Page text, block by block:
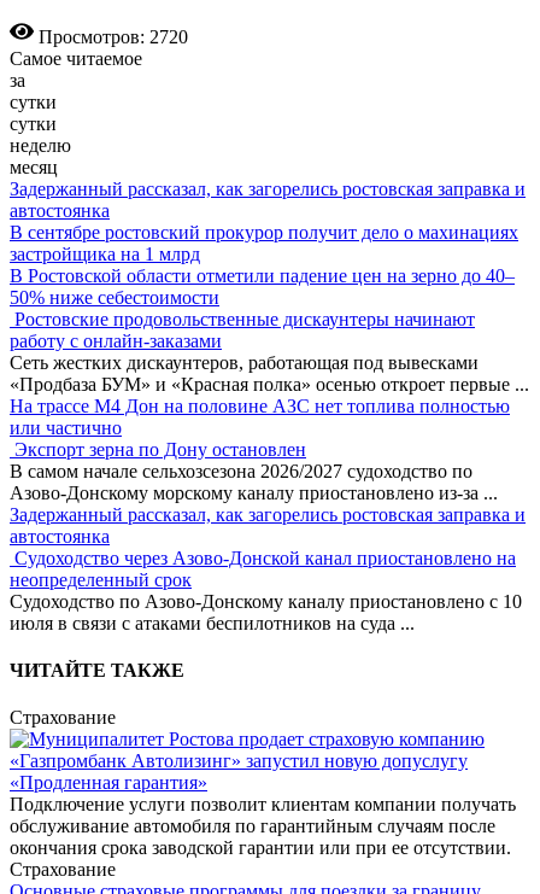
Просмотров: 2720
Самое читаемое
за
сутки
сутки
неделю
месяц
Задержанный рассказал, как загорелись ростовская заправка и
автостоянка
В сентябре ростовский прокурор получит дело о махинациях
застройщика на 1 млрд
В Ростовской области отметили падение цен на зерно до 40–
50% ниже себестоимости
Ростовские продовольственные дискаунтеры начинают
работу с онлайн-заказами
Сеть жестких дискаунтеров, работающая под вывесками
«Продбаза БУМ» и «Красная полка» осенью откроет первые ...
На трассе М4 Дон на половине АЗС нет топлива полностью
или частично
Экспорт зерна по Дону остановлен
В самом начале сельхозсезона 2026/2027 судоходство по
Азово-Донскому морскому каналу приостановлено из-за ...
Задержанный рассказал, как загорелись ростовская заправка и
автостоянка
Судоходство через Азово-Донской канал приостановлено на
неопределенный срок
Судоходство по Азово-Донскому каналу приостановлено с 10
июля в связи с атаками беспилотников на суда ...
ЧИТАЙТЕ ТАКЖЕ
Страхование
«Газпромбанк Автолизинг» запустил новую допуслугу
«Продленная гарантия»
Подключение услуги позволит клиентам компании получать
обслуживание автомобиля по гарантийным случаям после
окончания срока заводской гарантии или при ее отсутствии.
Страхование